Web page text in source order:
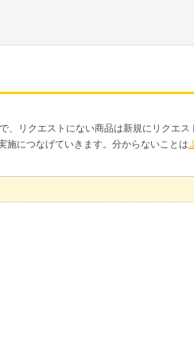
リクエストにない商品は新規にリクエス
につなげていきます。分からないことは